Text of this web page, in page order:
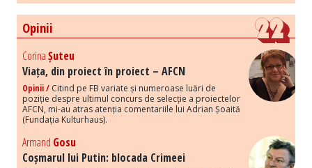
Opinii
CorinaȘuteu
Viața, din proiect în proiect – AFCN
Opinii / Citind pe FB variate și numeroase luări de
poziție despre ultimul concurs de selecție a proiectelor
AFCN, mi-au atras atenția comentariile lui Adrian Șoaită
(Fundația Kulturhaus).
Armand Gosu
Coșmarul lui Putin: blocada Crimeei